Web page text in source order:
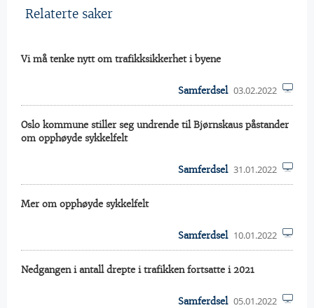
Relaterte saker
Vi må tenke nytt om trafikksikkerhet i byene
Samferdsel 03.02.2022
Oslo kommune stiller seg undrende til Bjørnskaus påstander
om opphøyde sykkelfelt
Samferdsel 31.01.2022
Mer om opphøyde sykkelfelt
Samferdsel 10.01.2022
Nedgangen i antall drepte i trafikken fortsatte i 2021
Samferdsel 05.01.2022